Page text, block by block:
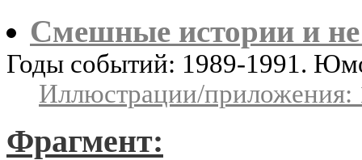
Смешные истории и не
Годы событий: 1989-1991.
Иллюстрации/приложения:
Фрагмент: